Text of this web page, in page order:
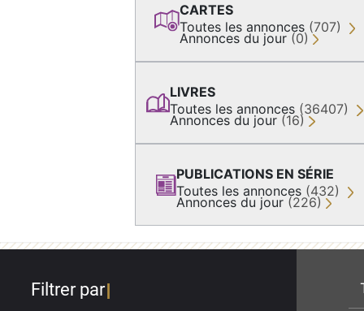
CARTES
Toutes les annonces (707)
Annonces du jour (0)
LIVRES
Toutes les annonces (36407)
Annonces du jour (16)
PUBLICATIONS EN SÉRIE
Toutes les annonces (432)
Annonces du jour (226)
Filtrer par